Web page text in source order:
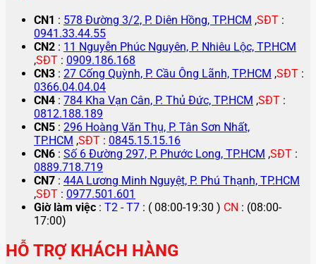
CN1 : 578 Đường 3/2, P. Diên Hồng, TP.HCM ,SĐT :
0941.33.44.55
CN2 : 11 Nguyễn Phúc Nguyên, P. Nhiêu Lộc, TP.HCM
,SĐT : 0909.186.168
CN3 : 27 Cống Quỳnh, P. Cầu Ông Lãnh, TP.HCM ,SĐT :
0366.04.04.04
CN4 : 784 Kha Vạn Cân, P. Thủ Đức, TP.HCM ,SĐT :
0812.188.189
CN5 : 296 Hoàng Văn Thụ, P. Tân Sơn Nhất,
TP.HCM ,SĐT : 0845.15.15.16
CN6 : Số 6 Đường 297, P. Phước Long, TP.HCM ,SĐT :
0889.718.719
CN7 : 44A Lương Minh Nguyệt, P. Phú Thạnh, TP.HCM
,SĐT : 0977.501.601
Giờ làm việc : T2 - T7 : ( 08:00-19:30 ) CN : (08:00-
17:00)
HỖ TRỢ KHÁCH HÀNG